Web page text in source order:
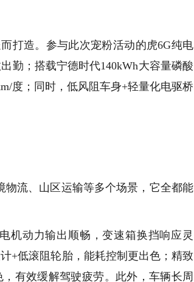
打造。参与此次宠粉活动的虎6G纯电
勤；搭载宁德时代140kWh大容量磷酸
度；同时，低风阻车身+轻量化电驱桥
物流、山区运输等多个场景，它全都能
机动力输出顺畅，变速箱换挡响应灵
+低滚阻轮胎，能耗控制更出色；精致
有效缓解驾驶疲劳。此外，车辆长周